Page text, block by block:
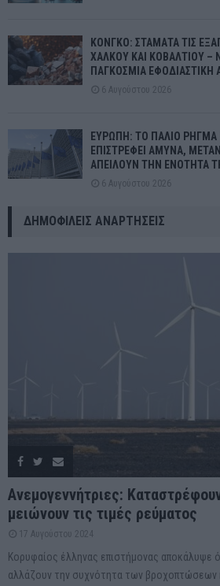
ΚΟΝΓΚΟ: ΣΤΑΜΑΤΑ ΤΙΣ
ΧΑΛΚΟΥ ΚΑΙ ΚΟΒΑΛΤΙΟΥ –
ΠΑΓΚΟΣΜΙΑ ΕΦΟΔΙΑΣΤΙΚΗ
6 Αυγούστου 2026
ΕΥΡΩΠΗ: ΤΟ ΠΑΛΙΟ
ΕΠΙΣΤΡΕΦΕΙ ΑΜΥΝΑ,
ΑΠΕΙΛΟΥΝ ΤΗΝ ΕΝΟΤΗΤΑ
6 Αυγούστου 2026
ΔΗΜΟΦΙΛΕΊΣ ΑΝΑΡΤΉΣΕΙΣ
Ανεμογεννήτριες:
μειώνουν τις τιμές ρεύματος
17 Αυγούστου 2024
Κορυφαίος έλληνας επιστήμονας αποκάλυψε
αλλάζουν την συχνότητα των βροχοπτώσεων